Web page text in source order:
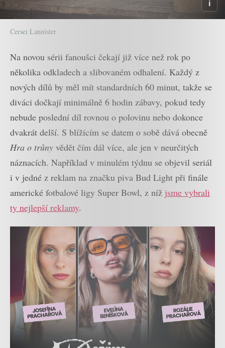
Cersei Lannister
Na novou sérii fanoušci čekají již více než rok po
několika odkladech a slibovaném odhalení. Každý z
nových dílů by měl mít standardních 60 minut, takže se
diváci dočkají minimálně 6 hodin zábavy, pokud tedy
nebude poslední díl rovnou o polovinu nebo dokonce
dvakrát delší. S blížícím se datem o sobě dává obecně
Hra o trůny vědět čím dál více, ale jen v neurčitých
náznacích. Například v minulém týdnu se objevil seriál
i v jedné z reklam na značku piva Bud Light při finále
americké fotbalové ligy Super Bowl, z níž jsme vybrali
ty nejlepší reklamy.